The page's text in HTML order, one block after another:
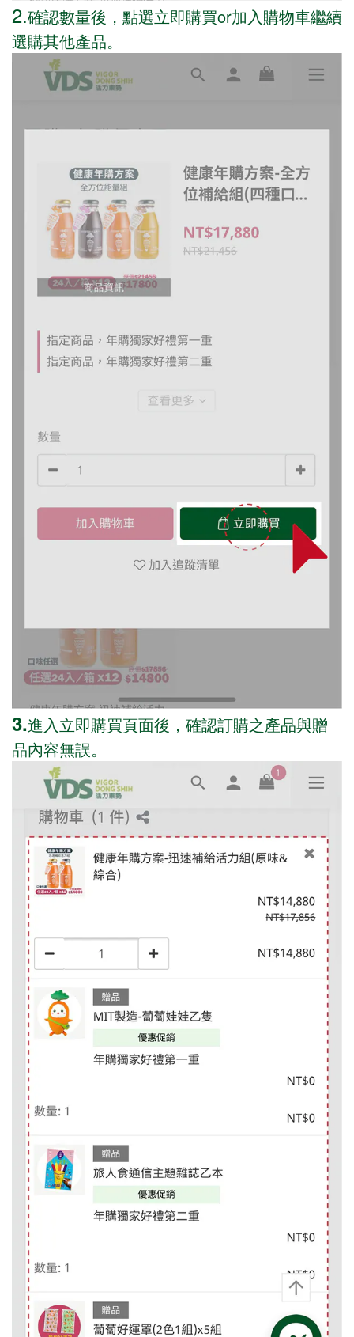
2.確認數量後，點選立即購買or加入購物車繼續
選購其他產品。
3.進入立即購買頁面後，確認訂購之產品與贈
品內容無誤。